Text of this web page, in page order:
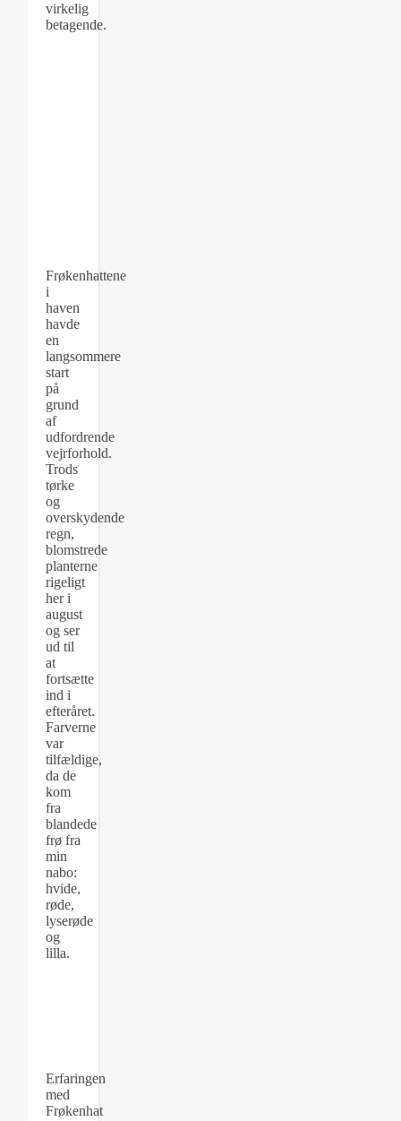
virkelig
betagende.
Frøkenhattene
i
haven
havde
en
langsommere
start
på
grund
af
udfordrende
vejrforhold.
Trods
tørke
og
overskydende
regn,
blomstrede
planterne
rigeligt
her i
august
og ser
ud til
at
fortsætte
ind i
efteråret.
Farverne
var
tilfældige,
da de
kom
fra
blandede
frø fra
min
nabo:
hvide,
røde,
lyserøde
og
lilla.
Erfaringen
med
Frøkenhat